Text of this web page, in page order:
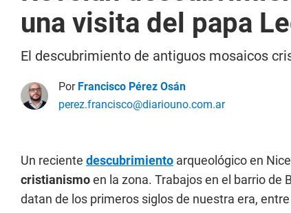
una visita del papa
El descubrimiento de antiguos mosaicos
Por Francisco Pérez Osán
perez.francisco@diariouno.com.ar
Un reciente descubrimiento arqueológico en
cristianismoen la zona. Trabajos en el barrio de
datan de los primeros siglos de nuestra era, entre